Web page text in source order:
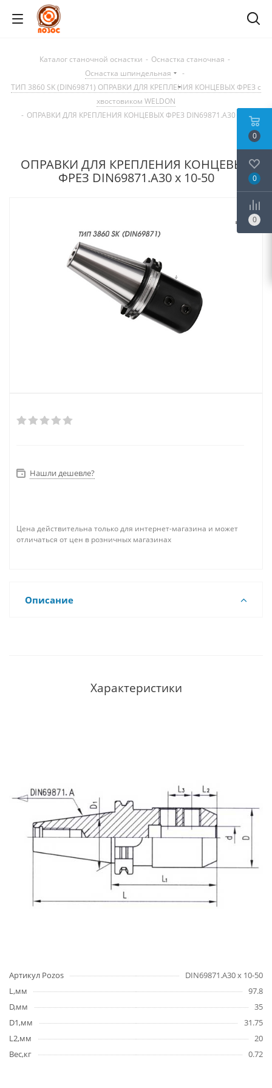
Каталог станочной оснастки - Оснастка станочная -
Оснастка шпиндельная
-
ТИП 3860 SK (DIN69871) ОПРАВКИ ДЛЯ КРЕПЛЕНИЯ КОНЦЕВЫХ ФРЕЗ с
хвостовиком WELDON
- ОПРАВКИ ДЛЯ КРЕПЛЕНИЯ КОНЦЕВЫХ ФРЕЗ DIN69871.А30 х 10-50
ОПРАВКИ ДЛЯ КРЕПЛЕНИЯ КОНЦЕВЫХ
ФРЕЗ DIN69871.А30 х 10-50
Нашли дешевле?
Цена действительна только для интернет-магазина и может
отличаться от цен в розничных магазинах
Описание
Характеристики
Артикул Pozos
DIN69871.А30 х 10-50
L,мм
97.8
D,мм
35
D1,мм
31.75
L2,мм
20
Вес,кг
0.72
0
0
0